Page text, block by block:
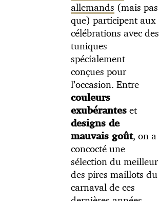
allemands (mais pas
que) participent aux
célébrations avec des
tuniques
spécialement
conçues pour
l’occasion. Entre
couleurs
exubéranteset
designs de
mauvais goût, on a
concocté une
sélection du meilleur
des pires maillots du
carnaval de ces